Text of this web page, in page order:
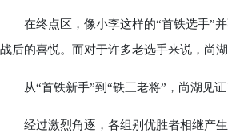
在终点区，像小李这样的“首铁选手”并
战后的喜悦。而对于许多老选手来说，尚
从“首铁新手”到“铁三老将”，尚湖见证
经过激烈角逐，各组别优胜者相继产生